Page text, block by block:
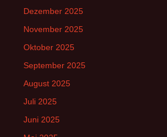
Dezember 2025
November 2025
Oktober 2025
September 2025
August 2025
Juli 2025
Juni 2025